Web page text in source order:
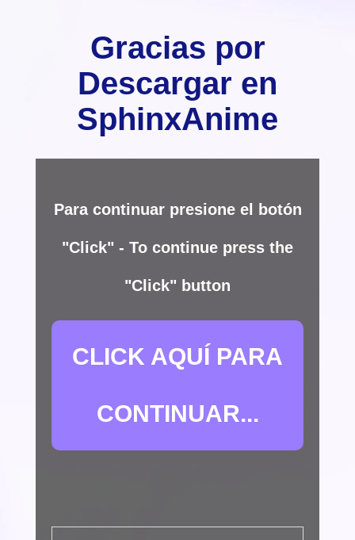
Gracias por
Descargar en
SphinxAnime
Para continuar presione el botón
"Click" - To continue press the
"Click" button
CLICK AQUÍ PARA
CONTINUAR...